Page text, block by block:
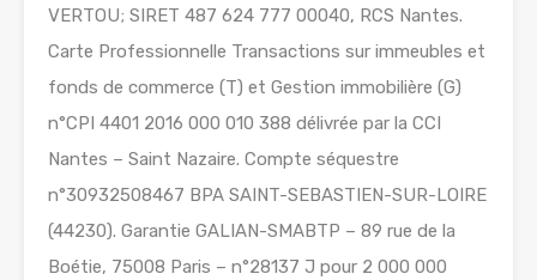
VERTOU; SIRET 487 624 777 00040, RCS Nantes.
Carte Professionnelle Transactions sur immeubles et
fonds de commerce (T) et Gestion immobilière (G)
n°CPI 4401 2016 000 010 388 délivrée par la CCI
Nantes – Saint Nazaire. Compte séquestre
n°30932508467 BPA SAINT-SEBASTIEN-SUR-LOIRE
(44230). Garantie GALIAN-SMABTP – 89 rue de la
Boétie, 75008 Paris – n°28137 J pour 2 000 000